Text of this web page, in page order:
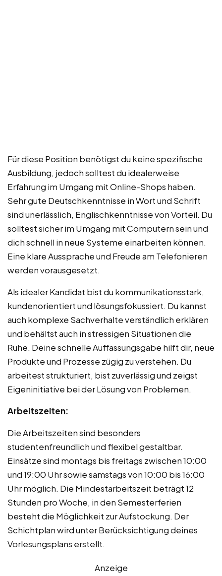
Für diese Position benötigst du keine spezifische
Ausbildung, jedoch solltest du idealerweise
Erfahrung im Umgang mit Online-Shops haben.
Sehr gute Deutschkenntnisse in Wort und Schrift
sind unerlässlich, Englischkenntnisse von Vorteil. Du
solltest sicher im Umgang mit Computern sein und
dich schnell in neue Systeme einarbeiten können.
Eine klare Aussprache und Freude am Telefonieren
werden vorausgesetzt.
Als idealer Kandidat bist du kommunikationsstark,
kundenorientiert und lösungsfokussiert. Du kannst
auch komplexe Sachverhalte verständlich erklären
und behältst auch in stressigen Situationen die
Ruhe. Deine schnelle Auffassungsgabe hilft dir, neue
Produkte und Prozesse zügig zu verstehen. Du
arbeitest strukturiert, bist zuverlässig und zeigst
Eigeninitiative bei der Lösung von Problemen.
Arbeitszeiten:
Die Arbeitszeiten sind besonders
studentenfreundlich und flexibel gestaltbar.
Einsätze sind montags bis freitags zwischen 10:00
und 19:00 Uhr sowie samstags von 10:00 bis 16:00
Uhr möglich. Die Mindestarbeitszeit beträgt 12
Stunden pro Woche, in den Semesterferien
besteht die Möglichkeit zur Aufstockung. Der
Schichtplan wird unter Berücksichtigung deines
Vorlesungsplans erstellt.
Anzeige